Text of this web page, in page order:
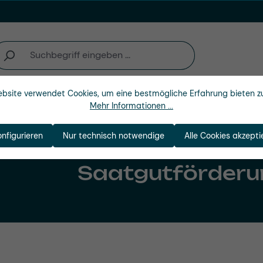
Unternehmen
verwendet Cookies, um eine bestmögliche Erfahrung bieten
Mehr Informationen ...
Nur technisch notwendige Alle Cookies